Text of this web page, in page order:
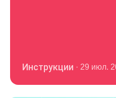
Инструкции · 29 июл.